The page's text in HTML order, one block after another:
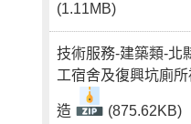
(1.11MB)
技術服務-建築類-北
工宿舍及復興坑廁
造 (875.62KB)